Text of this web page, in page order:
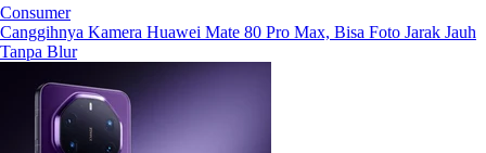
Consumer
Canggihnya Kamera Huawei Mate 80 Pro Max, Bisa Foto Jarak Jauh
Tanpa Blur